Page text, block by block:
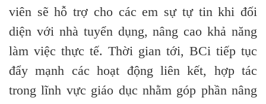
viên sẽ hỗ trợ cho các em sự tự tin khi đối
diện với nhà tuyển dụng, nâng cao khả năng
làm việc thực tế. Thời gian tới, BCi tiếp tục
đẩy mạnh các hoạt động liên kết, hợp tác
trong lĩnh vực giáo dục nhằm góp phần nâng